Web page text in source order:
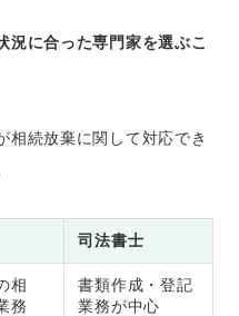
況に合った専門家を選ぶこ
相続放棄に関して対応でき
司法書士
相
務
書類作成・登記
業務が中心